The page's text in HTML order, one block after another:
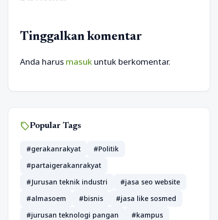
Tinggalkan komentar
Anda harus masuk untuk berkomentar.
sellPopular Tags
#gerakanrakyat
#Politik
#partaigerakanrakyat
#Jurusan teknik industri
#jasa seo website
#almasoem
#bisnis
#jasa like sosmed
#jurusan teknologi pangan
#kampus